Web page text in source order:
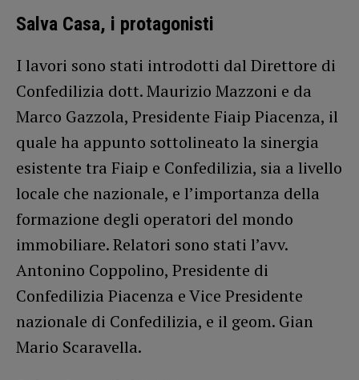
Salva Casa, i protagonisti
I lavori sono stati introdotti dal Direttore di
Confedilizia dott. Maurizio Mazzoni e da
Marco Gazzola, Presidente Fiaip Piacenza, il
quale ha appunto sottolineato la sinergia
esistente tra Fiaip e Confedilizia, sia a livello
locale che nazionale, e l’importanza della
formazione degli operatori del mondo
immobiliare. Relatori sono stati l’avv.
Antonino Coppolino, Presidente di
Confedilizia Piacenza e Vice Presidente
nazionale di Confedilizia, e il geom. Gian
Mario Scaravella.